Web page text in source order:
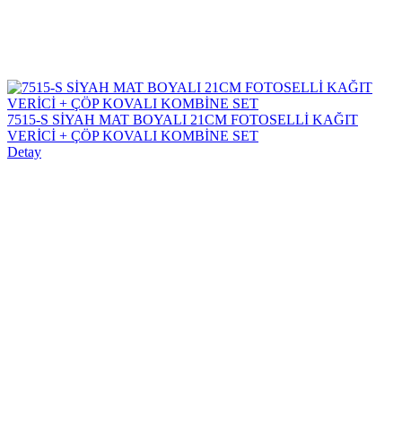
7515-S SİYAH MAT BOYALI 21CM FOTOSELLİ KAĞIT
VERİCİ + ÇÖP KOVALI KOMBİNE SET
Detay